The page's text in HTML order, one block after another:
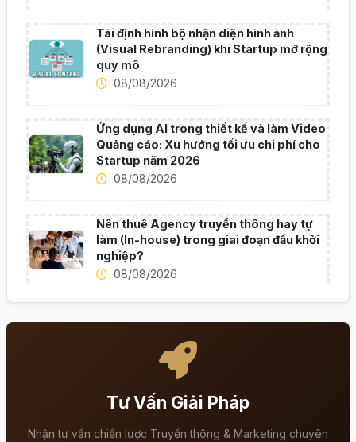
Tái định hình bộ nhận diện hình ảnh
(Visual Rebranding) khi Startup mở rộng
quy mô
08/08/2026
Ứng dụng AI trong thiết kế và làm Video
Quảng cáo: Xu hướng tối ưu chi phí cho
Startup năm 2026
08/08/2026
Nên thuê Agency truyền thông hay tự
làm (In-house) trong giai đoạn đầu khởi
nghiệp?
08/08/2026
Tư Vấn Giải Pháp
Nhận tư vấn chiến lược Truyền thông & Marketing chuyên